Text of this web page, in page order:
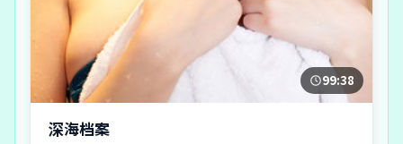
99:38
深海档案